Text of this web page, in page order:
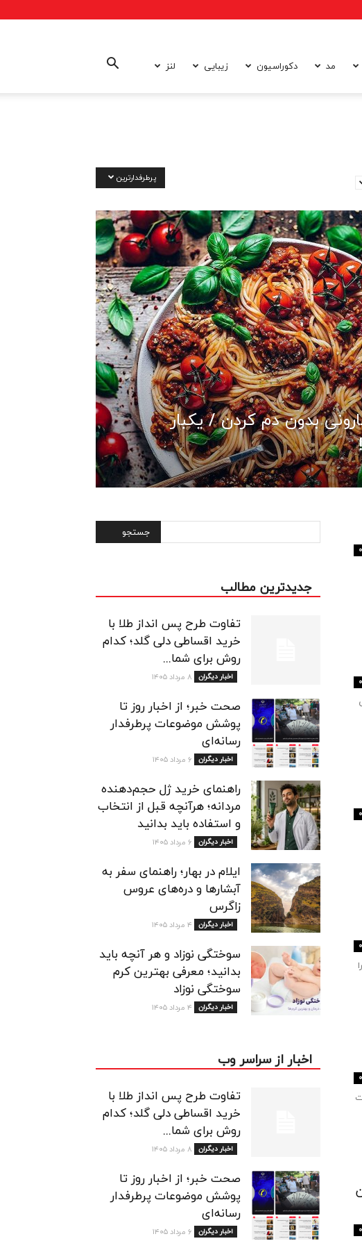
مد دکوراسیون زیبایی لنز
پرطرفدارترین
بدون دم کردن / یکبار
۰
۰
۰
۰
۰
۰
جدیدترین مطالب
تفاوت طرح پس انداز طلا با
خرید اقساطی دلی گلد؛ کدام
روش برای شما...
اخبار دیگران ۸ مرداد ۱۴۰۵
صحت خبر؛ از اخبار روز تا
پوشش موضوعات پرطرفدار
رسانه‌ای
اخبار دیگران ۶ مرداد ۱۴۰۵
راهنمای خرید ژل حجم‌دهنده
مردانه؛ هرآنچه قبل از انتخاب
و استفاده باید بدانید
اخبار دیگران ۶ مرداد ۱۴۰۵
ایلام در بهار؛ راهنمای سفر به
آبشارها و دره‌های عروس
زاگرس
اخبار دیگران ۴ مرداد ۱۴۰۵
سوختگی نوزاد و هر آنچه باید
بدانید؛ معرفی بهترین کرم
سوختگی نوزاد
اخبار دیگران ۴ مرداد ۱۴۰۵
اخبار از سراسر وب
تفاوت طرح پس انداز طلا با
خرید اقساطی دلی گلد؛ کدام
روش برای شما...
اخبار دیگران ۸ مرداد ۱۴۰۵
صحت خبر؛ از اخبار روز تا
پوشش موضوعات پرطرفدار
رسانه‌ای
اخبار دیگران ۶ مرداد ۱۴۰۵